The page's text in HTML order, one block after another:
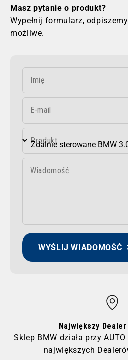
Masz pytanie o produkt?
Wypełnij formularz,
możliwe.
Imię
E-mail
Produkt
Wiadomość
WYŚLIJ WIADOMOŚĆ
Największy Dealer
Sklep BMW działa przy AUTO
największych